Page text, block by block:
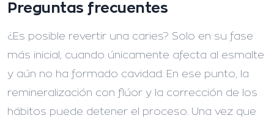
Preguntas frecuentes
¿Es posible revertir una caries? Solo en su fase
más inicial, cuando únicamente afecta al esmalte
y aún no ha formado cavidad. En ese punto, la
remineralización con flúor y la corrección de los
hábitos puede detener el proceso. Una vez que